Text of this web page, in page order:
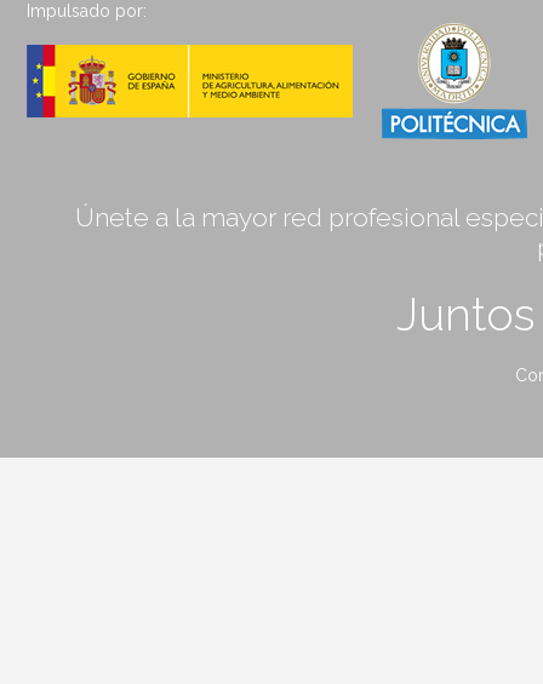
Impulsado por:
Únete a la mayor red profesional